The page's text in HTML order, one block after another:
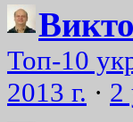
Топ-10
2013 г. · 2